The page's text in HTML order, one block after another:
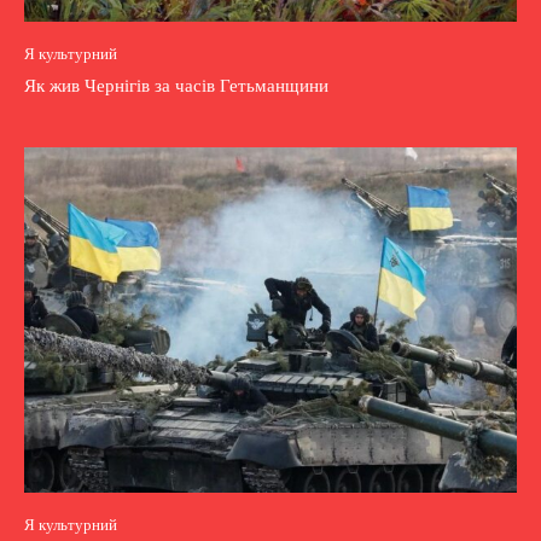
Я культурний
Як жив Чернігів за часів Гетьманщини
Я культурний